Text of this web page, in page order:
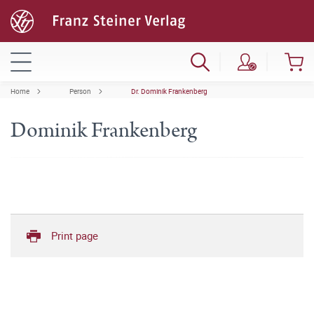
Home Person Dr. Dominik Frankenberg
Dominik Frankenberg
Print page